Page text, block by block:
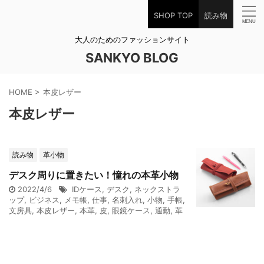
SHOP TOP 読み物
大人のためのファッションサイト
SANKYO BLOG
HOME > 本皮レザー
本皮レザー
読み物 革小物
デスク周りに置きたい！憧れの本革小物
2022/4/6 IDケース, デスク, ネックストラ
ップ, ビジネス, メモ帳, 仕事, 名刺入れ, 小物, 手帳,
文房具, 本皮レザー, 本革, 皮, 眼鏡ケース, 通勤, 革